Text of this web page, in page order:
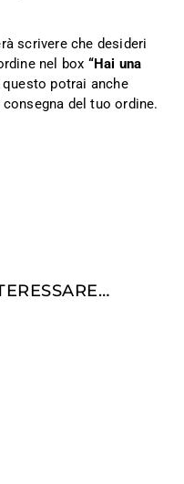
scrivere che desideri
nel box “Hai una
potrai anche
del tuo ordine.